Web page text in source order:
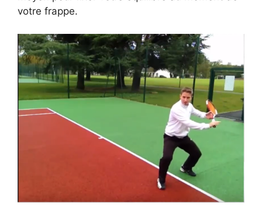
votre frappe.